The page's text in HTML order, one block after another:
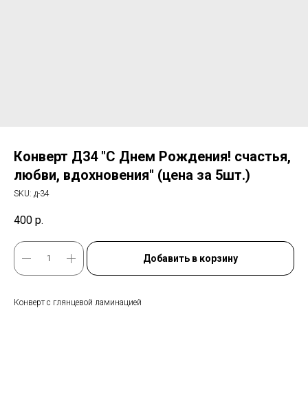
Конверт Д34 "С Днем Рождения! счастья,
любви, вдохновения" (цена за 5шт.)
SKU: д-34
400 р.
Добавить в корзину
Конверт с глянцевой ламинацией